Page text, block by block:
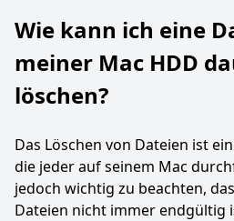
Wie kann ich eine
meiner Mac HDD
löschen?
Das Löschen von Dateien ist
die jeder auf seinem Mac
jedoch wichtig zu beachten,
Dateien nicht immer endgültig